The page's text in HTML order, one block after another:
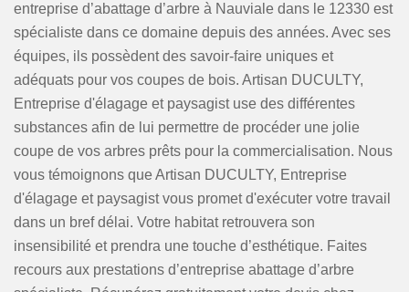
entreprise d’abattage d’arbre à Nauviale dans le 12330 est
spécialiste dans ce domaine depuis des années. Avec ses
équipes, ils possèdent des savoir-faire uniques et
adéquats pour vos coupes de bois. Artisan DUCULTY,
Entreprise d'élagage et paysagist use des différentes
substances afin de lui permettre de procéder une jolie
coupe de vos arbres prêts pour la commercialisation. Nous
vous témoignons que Artisan DUCULTY, Entreprise
d'élagage et paysagist vous promet d'exécuter votre travail
dans un bref délai. Votre habitat retrouvera son
insensibilité et prendra une touche d’esthétique. Faites
recours aux prestations d’entreprise abattage d’arbre